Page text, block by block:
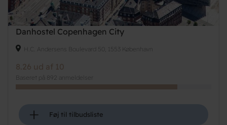
Danhostel Copenhagen City
H.C. Andersens Boulevard 50, 1553 København
8.26 ud af 10
Baseret på 892 anmeldelser
+ Føj til tilbudsliste